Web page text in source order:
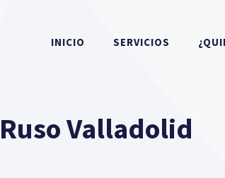
INICIO SERVICIOS
Valladolid